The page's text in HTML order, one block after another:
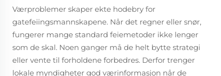
Værproblemer skaper ekte hodebry for
gatefeiingsmannskapene. Når det regner eller snør,
fungerer mange standard feiemetoder ikke lenger
som de skal. Noen ganger må de helt bytte strategi
eller vente til forholdene forbedres. Derfor trenger
lokale myndigheter god værinformasjon når de